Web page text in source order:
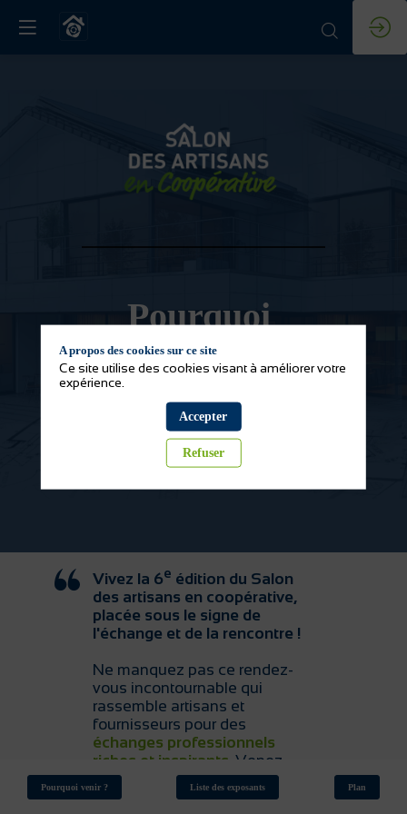
Pourquoi
venir au salon
?
Vivez la 6e édition du Salon
des artisans en coopérative,
placée sous le signe de
l'échange et de la rencontre !
Ne manquez pas ce rendez-
vous incontournable qui
rassemble artisans et
fournisseurs pour des
échanges professionnels
riches et inspirants . Venez
découvrir les dernières
innovations, rencontrer des
Pourquoi venir ? Liste des exposants Plan
A propos des cookies sur ce site
Ce site utilise des cookies visant à améliorer votre
expérience.
Accepter
Refuser